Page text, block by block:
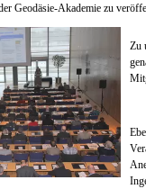
Geodäsie-Akademie zu
Zu